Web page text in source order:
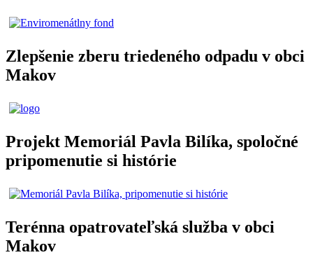
Zlepšenie zberu triedeného odpadu v obci
Makov
Projekt Memoriál Pavla Bilíka, spoločné
pripomenutie si histórie
Terénna opatrovateľská služba v obci
Makov